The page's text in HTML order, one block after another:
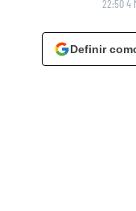
22:50 4
Definir